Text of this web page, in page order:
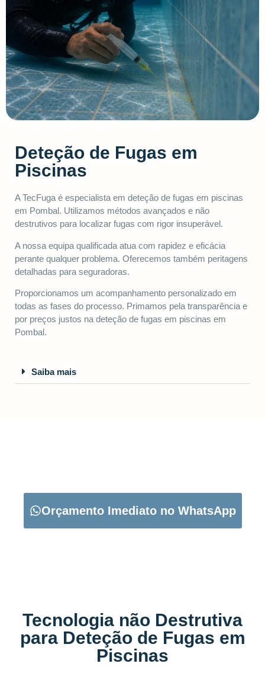
Deteção de Fugas em
Piscinas
A TecFuga é especialista em deteção de fugas em piscinas
em Pombal. Utilizamos métodos avançados e não
destrutivos para localizar fugas com rigor insuperável.
A nossa equipa qualificada atua com rapidez e eficácia
perante qualquer problema. Oferecemos também peritagens
detalhadas para seguradoras.
Proporcionamos um acompanhamento personalizado em
todas as fases do processo. Primamos pela transparência e
por preços justos na deteção de fugas em piscinas em
Pombal.
Saiba mais
Orçamento Imediato no WhatsApp
Tecnologia não Destrutiva
para Deteção de Fugas em
Piscinas